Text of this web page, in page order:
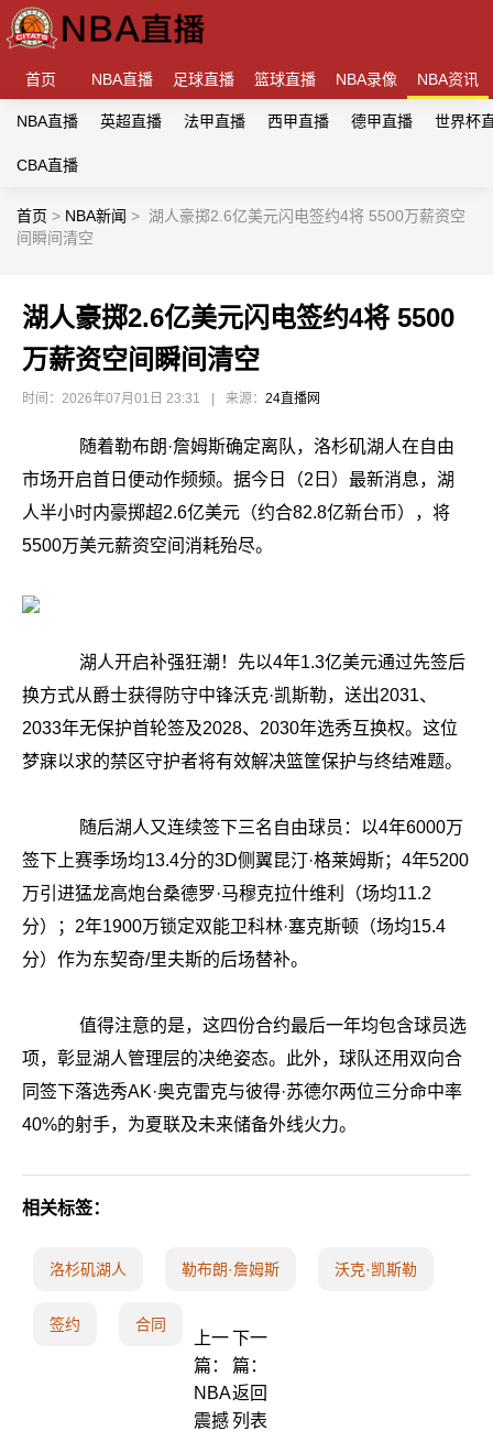
首页 NBA直播 足球直播 篮球直播 NBA录像 NBA资讯
NBA直播 英超直播 法甲直播 西甲直播 德甲直播 世界杯
CBA直播
首页 > NBA新闻 > 湖人豪掷2.6亿美元闪电签约4将 5500万薪资空
间瞬间清空
湖人豪掷2.6亿美元闪电签约4将 5500
万薪资空间瞬间清空
时间：2026年07月01日 23:31 来源： 24直播网
随着勒布朗·詹姆斯确定离队，洛杉矶湖人在自由
市场开启首日便动作频频。据今日（2日）最新消息，湖
人半小时内豪掷超2.6亿美元（约合82.8亿新台币），将
5500万美元薪资空间消耗殆尽。
湖人开启补强狂潮！先以4年1.3亿美元通过先签后
换方式从爵士获得防守中锋沃克·凯斯勒，送出2031、
2033年无保护首轮签及2028、2030年选秀互换权。这位
梦寐以求的禁区守护者将有效解决篮筐保护与终结难题。
随后湖人又连续签下三名自由球员：以4年6000万
签下上赛季场均13.4分的3D侧翼昆汀·格莱姆斯；4年5200
万引进猛龙高炮台桑德罗·马穆克拉什维利（场均11.2
分）；2年1900万锁定双能卫科林·塞克斯顿（场均15.4
分）作为东契奇/里夫斯的后场替补。
值得注意的是，这四份合约最后一年均包含球员选
项，彰显湖人管理层的决绝姿态。此外，球队还用双向合
同签下落选秀AK·奥克雷克与彼得·苏德尔两位三分命中率
40%的射手，为夏联及未来储备外线火力。
相关标签：
洛杉矶湖人 勒布朗·詹姆斯 沃克·凯斯勒
签约 合同
上一
篇：
NBA
震撼
下一
篇：
返回
列表